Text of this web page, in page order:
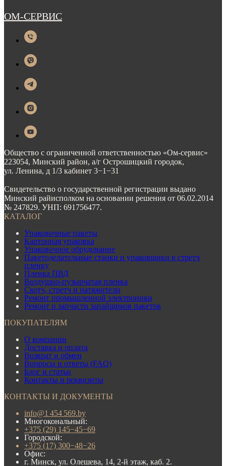
ОМ-СЕРВИС
Общество с ограниченной ответственностью «Ом-сервис»
223054, Минский район, а/г Острошицкий городок,
ул. Ленина, д 1/3 кабинет 3−1−31
Свидетельство о государственной регистрации выдано
Минский райисполком на основании решения от 06.02.2014
№ 247829. УНП: 691756477.
КАТАЛОГ
Упаковочные пакеты
Картонная упаковка
Упаковочное обрудование
Пакетоделательные станки и упаковщики в стретч
пленку
Пленка ПВД
Воздушно-пузырчатая пленка
Скотч, стретч и натяжители
Ремонт промышленной электроники
Ремонт и запчасти запайщиков пакетов
ПОКУПАТЕЛЯМ
О компании
Доставка и оплата
Возврат и обмен
Вопросы и ответы (FAQ)
Блог и статьи
Контакты и реквизиты
КОНТАКТЫ И ДОКУМЕНТЫ
info@1 454 569.by
Многокональный:
+375 (29) 145−45−69
Городской:
+375 (17) 300−48−26
Офис:
г. Минск, ул. Олешева, 14, 2-й этаж, каб. 2.